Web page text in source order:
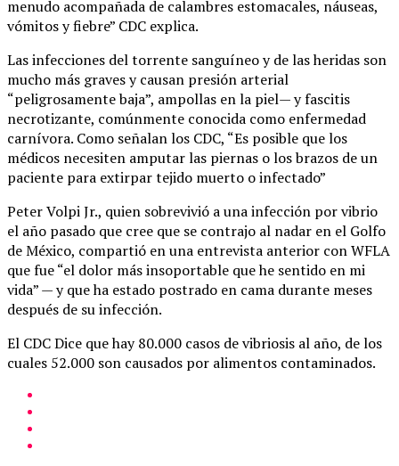
menudo acompañada de calambres estomacales, náuseas,
vómitos y fiebre” CDC explica.
Las infecciones del torrente sanguíneo y de las heridas son
mucho más graves y causan presión arterial
“peligrosamente baja”, ampollas en la piel— y fascitis
necrotizante, comúnmente conocida como enfermedad
carnívora. Como señalan los CDC, “Es posible que los
médicos necesiten amputar las piernas o los brazos de un
paciente para extirpar tejido muerto o infectado”
Peter Volpi Jr., quien sobrevivió a una infección por vibrio
el año pasado que cree que se contrajo al nadar en el Golfo
de México, compartió en una entrevista anterior con WFLA
que fue “el dolor más insoportable que he sentido en mi
vida” — y que ha estado postrado en cama durante meses
después de su infección.
El CDC Dice que hay 80.000 casos de vibriosis al año, de los
cuales 52.000 son causados por alimentos contaminados.